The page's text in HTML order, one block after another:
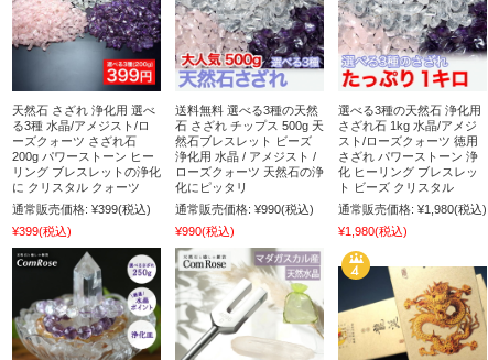
天然石 さざれ 浄化用 選べ
る3種 水晶/アメジスト/ロ
ーズクォーツ さざれ石
200g パワーストーン ヒー
リング ブレスレットの浄化
に クリスタル クォーツ
通常販売価格: ¥399(税込)
¥399(税込)
送料無料 選べる3種の天然
石 さざれ チップス 500g 天
然石ブレスレット ビーズ
浄化用 水晶 / アメジスト /
ローズクォーツ 天然石の浄
化にピッタリ
通常販売価格: ¥990(税込)
¥990(税込)
選べる3種の天然石 浄化用
さざれ石 1kg 水晶/アメジ
スト/ローズクォーツ 徳用
さざれ パワーストーン 浄
化 ヒーリング ブレスレッ
ト ビーズ クリスタル
通常販売価格: ¥1,980(税込)
¥1,980(税込)